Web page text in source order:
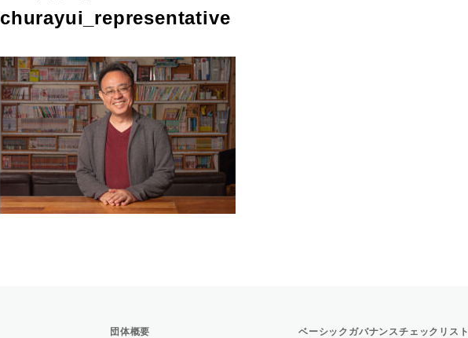
churayui_representative
団体概要
ベーシックガバナンスチェックリスト